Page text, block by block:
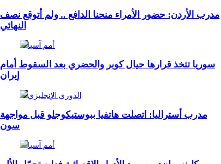
مدرب الأردن: حضور الأمراء منحنا الدافع .. ولم أتوقع نصف
النهائي
أمم آسيا
سوريا تتخذ قرارها حيال كوبر والحضري بعد السقوط أمام
إيران
الدوري الإنجليزي
مدرب أستراليا: اتصلت هاتفيا ببوستيكوجلو قبل مواجهة
سون
أمم آسيا